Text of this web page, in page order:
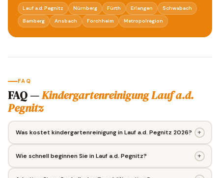
Lauf a.d. Pegnitz Nürnberg Fürth Erlangen
Schwabach
Bamberg
Ansbach Forchheim Metropolregion
FAQ
FAQ —Kindergartenreinigung Lauf a.d.
Pegnitz
Was kostet kindergartenreinigung in Lauf a.d. Pegnitz 2026? +
Wie schnell beginnen Sie in Lauf a.d. Pegnitz? +